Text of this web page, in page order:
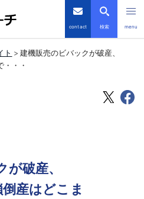
contact 検索 menu
目企業情報
ト
建機販売のビバックが破産、
・・・
破産、
産はどこま